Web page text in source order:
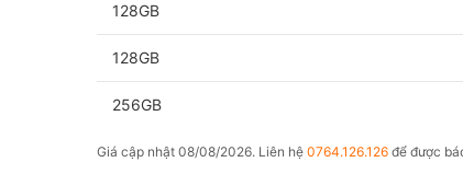
128GB
128GB
256GB
Giá cập nhật 08/08/2026. Liên hệ 0764.126.126 để được